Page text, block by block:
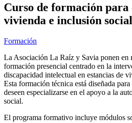
Curso de formación para
vivienda e inclusión social
Formación
La Asociación La Raíz y Savia ponen en
formación presencial centrado en la
discapacidad intelectual en estancias de
Esta formación técnica está diseñada
deseen especializarse en el apoyo a la
social.
El programa formativo incluye módulos